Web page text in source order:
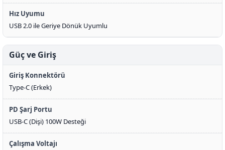
Hız Uyumu
USB 2.0 ile Geriye Dönük Uyumlu
Güç ve Giriş
Giriş Konnektörü
Type-C (Erkek)
PD Şarj Portu
USB-C (Dişi) 100W Desteği
Çalışma Voltajı